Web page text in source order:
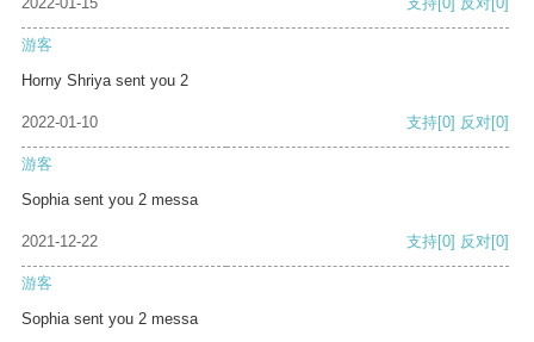
游客
Horny Shriya sent you 2
2022-01-10 支持[0] 反对[0]
游客
Sophia sent you 2 messa
2021-12-22 支持[0] 反对[0]
游客
Sophia sent you 2 messa